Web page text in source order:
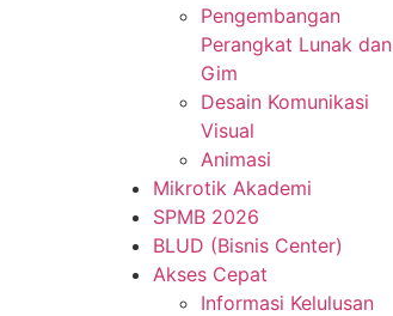
Pengembangan
Perangkat Lunak dan
Gim
Desain Komunikasi
Visual
Animasi
Mikrotik Akademi
SPMB 2026
BLUD (Bisnis Center)
Akses Cepat
Informasi Kelulusan